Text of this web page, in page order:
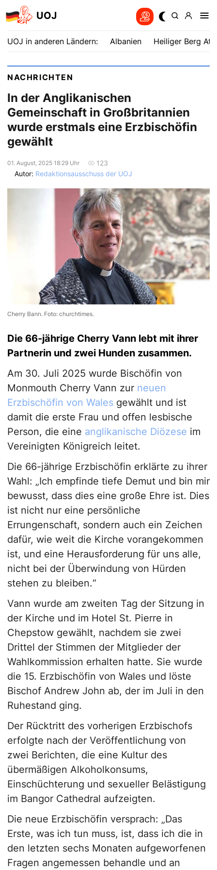
UOJ
UOJ in anderen Ländern: Albanien Heiliger Berg
NACHRICHTEN
In der Anglikanischen
Gemeinschaft in Großbritannien
wurde erstmals eine Erzbischöfin
gewählt
01. August, 2025 18:29 Uhr
123
Autor: Redaktionsausschuss der UOJ
Cherry Bann. Foto: churchtimes.
Die 66-jährige Cherry Vann lebt mit ihrer
Partnerin und zwei Hunden zusammen.
Am 30. Juli 2025 wurde Bischöfin von
Monmouth Cherry Vann zur neuen
Erzbischöfin von Wales gewählt und ist
damit die erste Frau und offen lesbische
Person, die eine anglikanische Diözese im
Vereinigten Königreich leitet.
Die 66-jährige Erzbischöfin erklärte zu ihrer
Wahl: „Ich empfinde tiefe Demut und bin mir
bewusst, dass dies eine große Ehre ist. Dies
ist nicht nur eine persönliche
Errungenschaft, sondern auch ein Zeichen
dafür, wie weit die Kirche vorangekommen
ist, und eine Herausforderung für uns alle,
nicht bei der Überwindung von Hürden
stehen zu bleiben.“
Vann wurde am zweiten Tag der Sitzung in
der Kirche und im Hotel St. Pierre in
Chepstow gewählt, nachdem sie zwei
Drittel der Stimmen der Mitglieder der
Wahlkommission erhalten hatte. Sie wurde
die 15. Erzbischöfin von Wales und löste
Bischof Andrew John ab, der im Juli in den
Ruhestand ging.
Der Rücktritt des vorherigen Erzbischofs
erfolgte nach der Veröffentlichung von
zwei Berichten, die eine Kultur des
übermäßigen Alkoholkonsums,
Einschüchterung und sexueller Belästigung
im Bangor Cathedral aufzeigten.
Die neue Erzbischöfin versprach: „Das
Erste, was ich tun muss, ist, dass ich die in
den letzten sechs Monaten aufgeworfenen
Fragen angemessen behandle und an